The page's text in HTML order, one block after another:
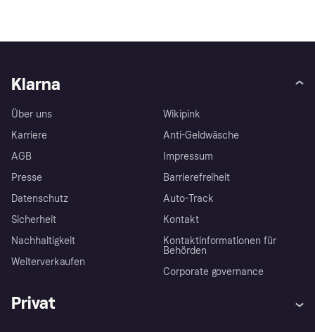
Klarna
Über uns
Karriere
AGB
Presse
Datenschutz
Sicherheit
Nachhaltigkeit
Weiterverkaufen
Wikipink
Anti-Geldwäsche
Impressum
Barrierefreiheit
Auto-Track
Kontakt
Kontaktinformationen für
Behörden
Corporate governance
Privat